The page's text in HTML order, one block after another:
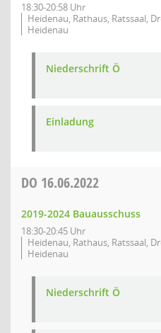
18:30-20:58 Uhr
Heidenau, Rathaus, Ratssaal,
Heidenau
Niederschrift Ö
Einladung
DO 16.06.2022
2019-2024 Bauausschuss
18:30-20:45 Uhr
Heidenau, Rathaus, Ratssaal,
Heidenau
Niederschrift Ö